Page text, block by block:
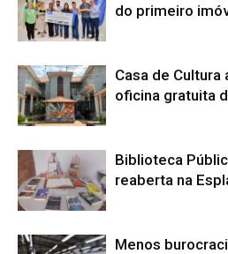
do primeiro
Casa de Cultura
oficina gratuita
Biblioteca
reaberta na
Menos